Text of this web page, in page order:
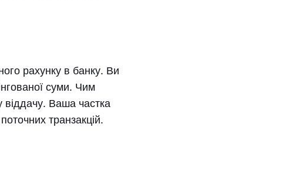
рахунку в банку. Ви
суми. Чим
віддачу. Ваша частка
транзакцій.